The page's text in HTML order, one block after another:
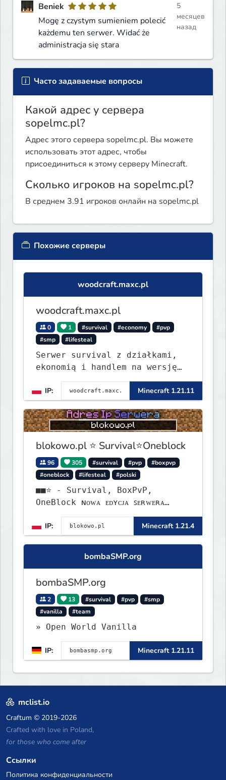
Beniek
Mogę z czystym sumieniem polecić
każdemu ten serwer. Widać że
administracja się stara
5
месяцев
назад
Часто задаваемые вопросы
Какой адрес у сервера
sopelmc.pl?
Адрес этого сервера sopelmc.pl. Вы можете
использовать этот адрес, чтобы
присоединиться к этому серверу Minecraft.
Сколько игроков на sopelmc.pl?
В среднем 3.91 игроков онлайн на sopelmc.pl
Похожие серверы
woodcraft.maxc.pl
woodcraft.maxc.pl
0 1 #survival #economy
#pvp
#smp
#lifesteal
Serwer survival z działkami,
ekonomią i handlem na wersję
IP:
Minecraft 1.21.11
blokowo.pl ⭐ Survival⭐Oneblock
96 305 #survival #pvp
#boxpvp
#oneblock
#lifesteal #polski
■■⭐ - Survival, BoxPvP,
OneBlock ɴᴏᴡᴀ ᴇᴅʏᴄᴊᴀ ꜱᴇʀᴡᴇʀᴀ
ᴡʏꜱᴛᴀʀᴛᴏᴡᴀʟᴀ!
IP:
Minecraft 1.21.4
bombaSMP.org
bombaSMP.org
2 13 #survival #pvp
#smp
#vanilla
#team
» Open World Vanilla
IP: Minecraft 1.21.11
mclist.io
Craftum © 2019-2026
Crafted with love in Poland,
for those who come after
Ссылки
Политика конфиденциальности